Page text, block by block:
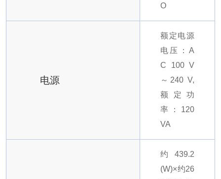
O
电源
额定电源
电压：A
C 100 V
～240 V,
额定功
率：120
VA
约439.2
(W)×约26